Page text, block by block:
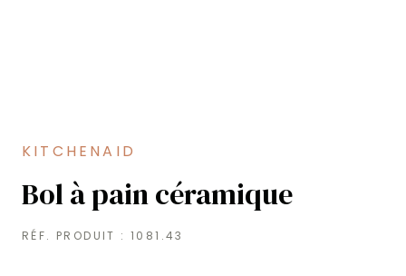
KITCHENAID
Bol à pain céramique
RÉF. PRODUIT :1081.43